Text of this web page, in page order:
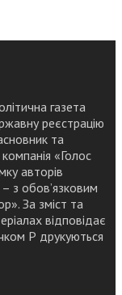
газета
реєстрацію
та
«Голос
авторів
– з обов’язковим
За зміст та
відповідає
Р друкуються